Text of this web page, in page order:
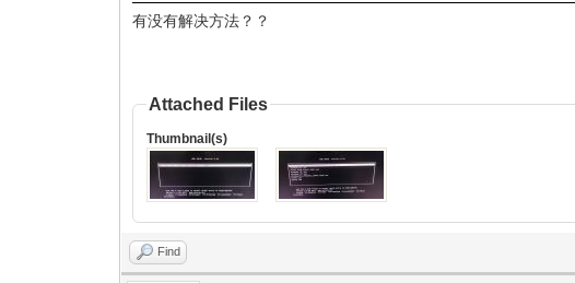
有没有解决方法？？
Attached Files
Thumbnail(s)
Find